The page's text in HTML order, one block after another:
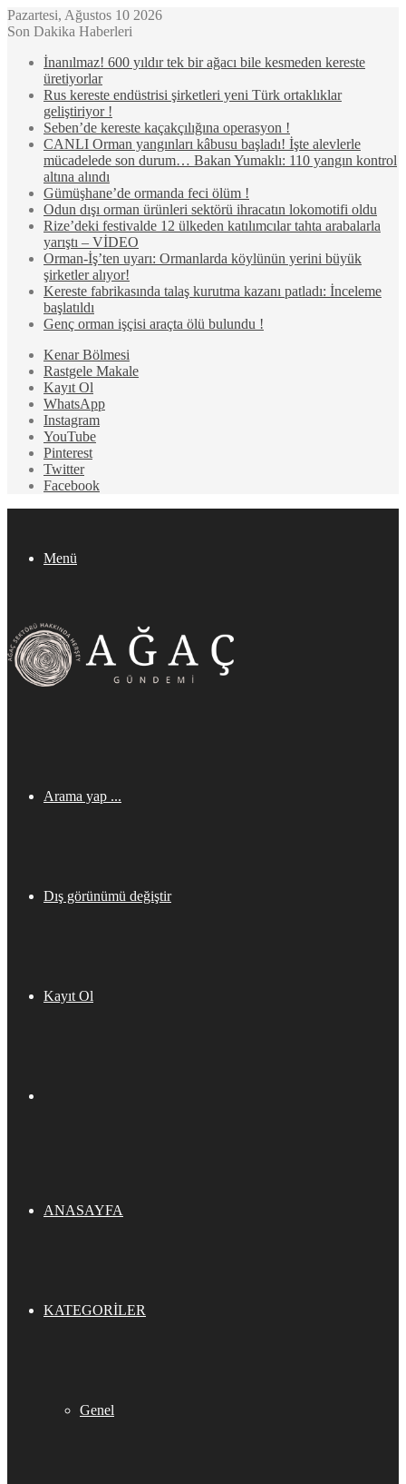
Pazartesi, Ağustos 10 2026
Son Dakika Haberleri
İnanılmaz! 600 yıldır tek bir ağacı bile kesmeden kereste
üretiyorlar
Rus kereste endüstrisi şirketleri yeni Türk ortaklıklar
geliştiriyor !
Seben’de kereste kaçakçılığına operasyon !
CANLI Orman yangınları kâbusu başladı! İşte alevlerle
mücadelede son durum… Bakan Yumaklı: 110 yangın kontrol
altına alındı
Gümüşhane’de ormanda feci ölüm !
Odun dışı orman ürünleri sektörü ihracatın lokomotifi oldu
Rize’deki festivalde 12 ülkeden katılımcılar tahta arabalarla
yarıştı – VİDEO
Orman-İş’ten uyarı: Ormanlarda köylünün yerini büyük
şirketler alıyor!
Kereste fabrikasında talaş kurutma kazanı patladı: İnceleme
başlatıldı
Genç orman işçisi araçta ölü bulundu !
Kenar Bölmesi
Rastgele Makale
Kayıt Ol
WhatsApp
Instagram
YouTube
Pinterest
Twitter
Facebook
Menü
Arama yap ...
Dış görünümü değiştir
Kayıt Ol
ANASAYFA
KATEGORILER
Genel